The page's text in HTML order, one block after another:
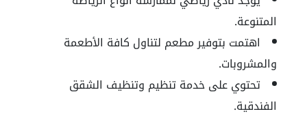
المتنوعة.
اهتمت بتوفير مطعم لتناول كافة الأطعمة
والمشروبات.
تحتوي على خدمة تنظيم وتنظيف الشقق
الفندقية.